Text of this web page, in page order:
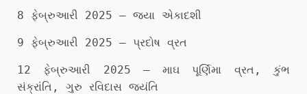
8 ફેબ્રુઆરી 2025 – જયા એકાદશી
9 ફેબ્રુઆરી 2025 – પ્રદોષ વ્રત
12 ફેબ્રુઆરી 2025 – માઘ પૂર્ણિમા વ્રત, કુંભ
સંક્રાંતિ, ગુરુ રવિદાસ જયંતિ